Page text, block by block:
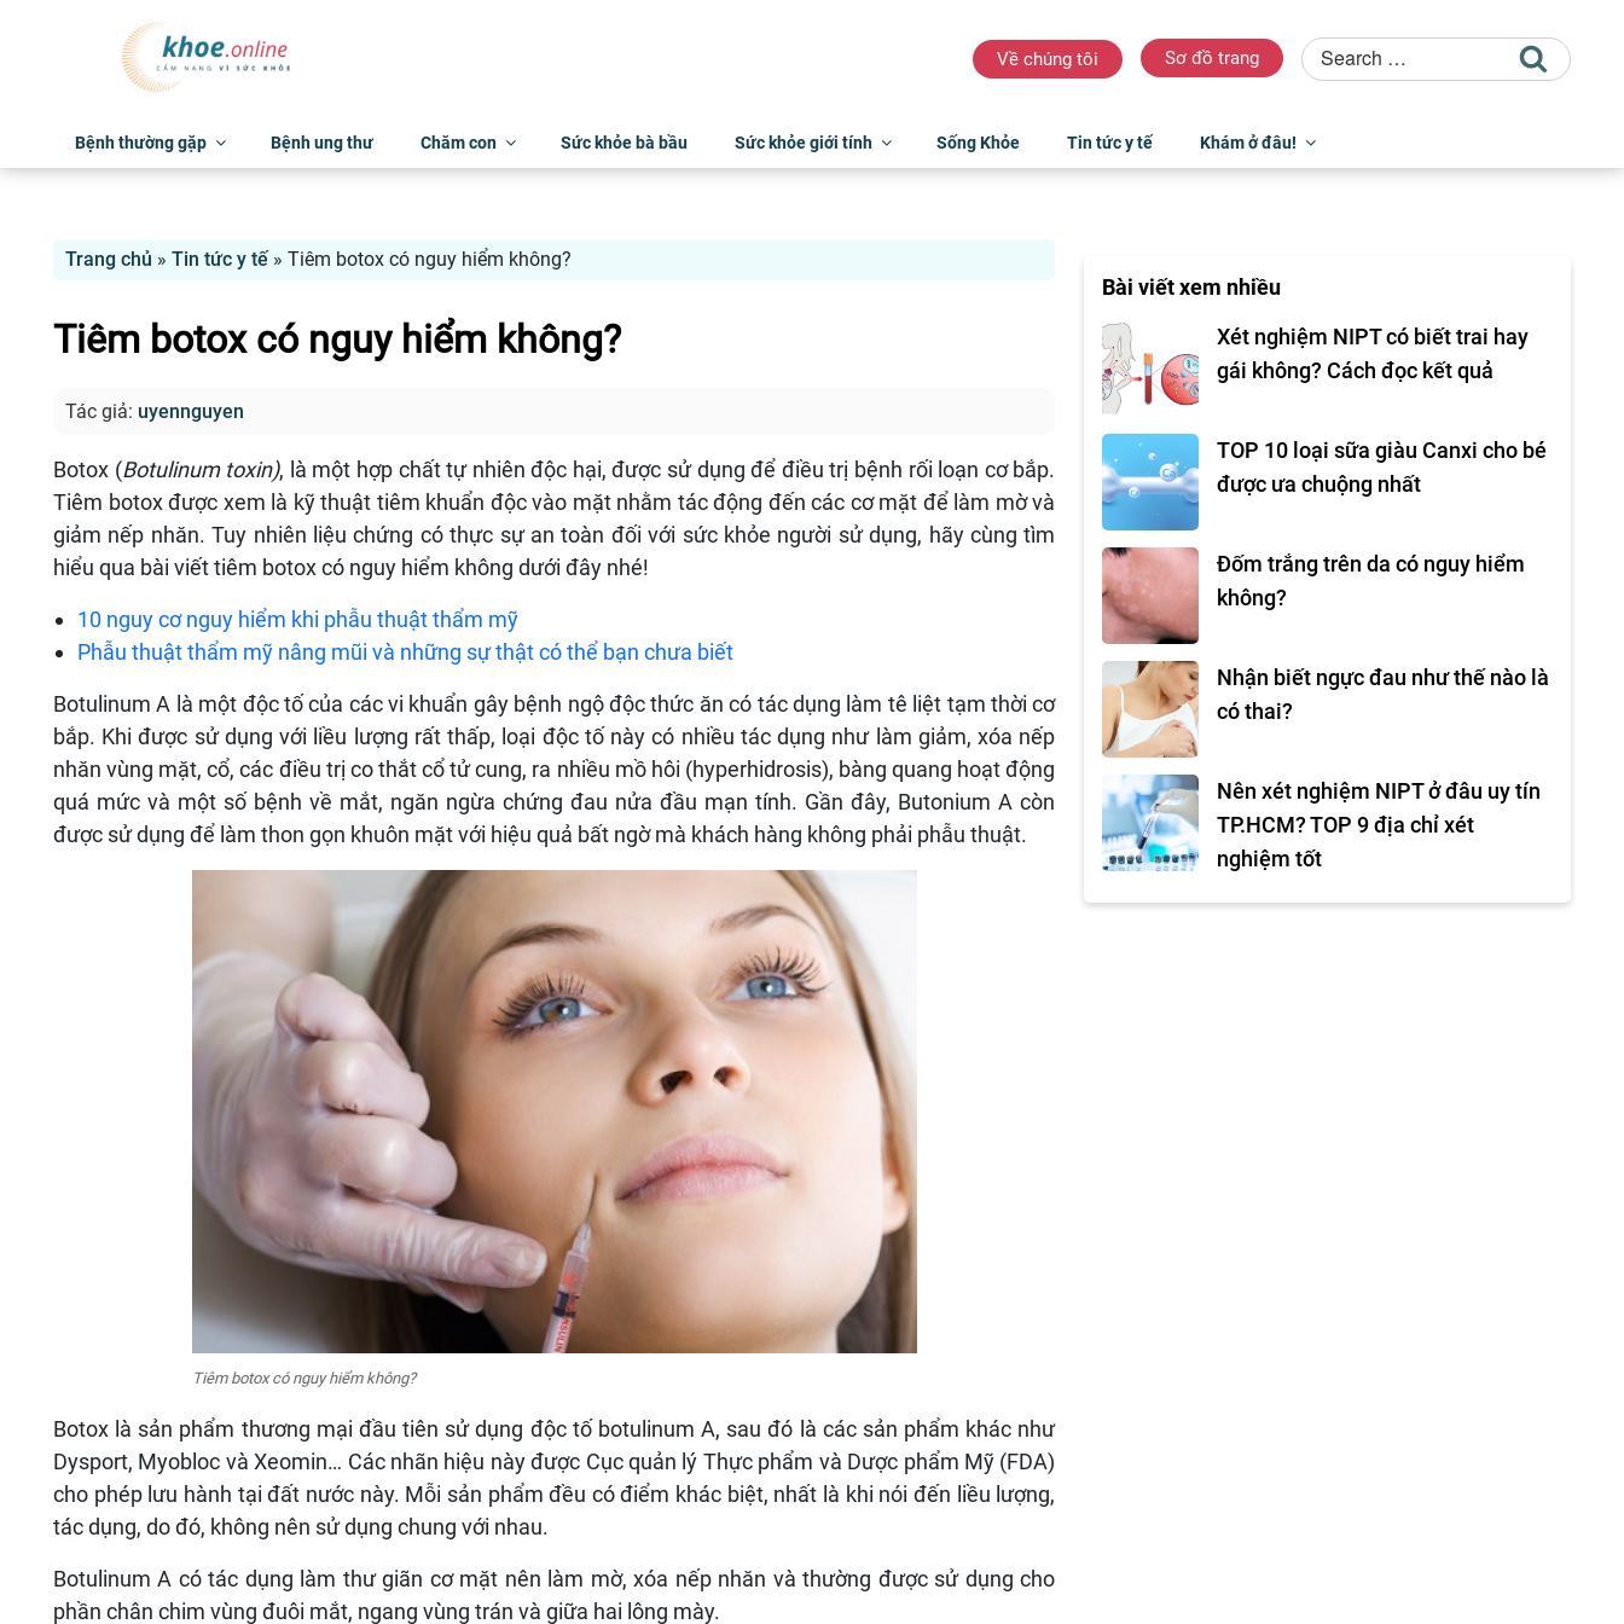
Về chúng tôi Sơ đồ trang
Bệnh thường gặp Bệnh ung thư Chăm con Sức khỏe bà bầu Sức khỏe giới tính Sống Khỏe Tin tức y tế Khám ở đâu!
Trang chủ » Tin tức y tế» Tiêm botox có nguy hiểm không?
Tiêm botox có nguy hiểm không?
Tác giả: uyennguyen
Botox (Botulinum toxin), là một hợp chất tự nhiên độc hại, được sử dụng để điều trị bệnh rối loạn cơ bắp.
Tiêm botox được xem là kỹ thuật tiêm khuẩn độc vào mặt nhằm tác động đến các cơ mặt để làm mờ và
giảm nếp nhăn. Tuy nhiên liệu chứng có thực sự an toàn đối với sức khỏe người sử dụng, hãy cùng tìm
hiểu qua bài viết tiêm botox có nguy hiểm không dưới đây nhé!
10 nguy cơ nguy hiểm khi phẫu thuật thẩm mỹ
Phẫu thuật thẩm mỹ nâng mũi và những sự thật có thể bạn chưa biết
Botulinum A là một độc tố của các vi khuẩn gây bệnh ngộ độc thức ăn có tác dụng làm tê liệt tạm thời cơ
bắp. Khi được sử dụng với liều lượng rất thấp, loại độc tố này có nhiều tác dụng như làm giảm, xóa nếp
nhăn vùng mặt, cổ, các điều trị co thắt cổ tử cung, ra nhiều mồ hôi (hyperhidrosis), bàng quang hoạt động
quá mức và một số bệnh về mắt, ngăn ngừa chứng đau nửa đầu mạn tính. Gần đây, Butonium A còn
được sử dụng để làm thon gọn khuôn mặt với hiệu quả bất ngờ mà khách hàng không phải phẫu thuật.
Tiêm botox có nguy hiểm không?
Botox là sản phẩm thương mại đầu tiên sử dụng độc tố botulinum A, sau đó là các sản phẩm khác như
Dysport, Myobloc và Xeomin… Các nhãn hiệu này được Cục quản lý Thực phẩm và Dược phẩm Mỹ (FDA)
cho phép lưu hành tại đất nước này. Mỗi sản phẩm đều có điểm khác biệt, nhất là khi nói đến liều lượng,
tác dụng, do đó, không nên sử dụng chung với nhau.
Botulinum A có tác dụng làm thư giãn cơ mặt nên làm mờ, xóa nếp nhăn và thường được sử dụng cho
phần chân chim vùng đuôi mắt, ngang vùng trán và giữa hai lông mày.
Bài viết xem nhiều
Xét nghiệm NIPT có biết trai hay
gái không? Cách đọc kết quả
TOP 10 loại sữa giàu Canxi cho bé
được ưa chuộng nhất
Đốm trắng trên da có nguy hiểm
không?
Nhận biết ngực đau như thế nào là
có thai?
Nên xét nghiệm NIPT ở đâu uy tín
TP.HCM? TOP 9 địa chỉ xét
nghiệm tốt